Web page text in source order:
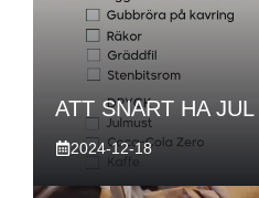
ATT SNART HA JUL
2024-12-18